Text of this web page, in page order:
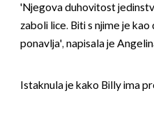
'Njegova duhovitost
zaboli lice. Biti s njime je
ponavlja', napisala je
Istaknula je kako Billy ima